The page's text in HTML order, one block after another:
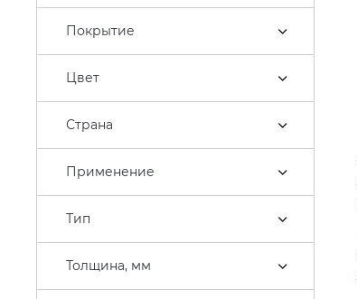
Покрытие
Цвет
Страна
Применение
Тип
Толщина, мм